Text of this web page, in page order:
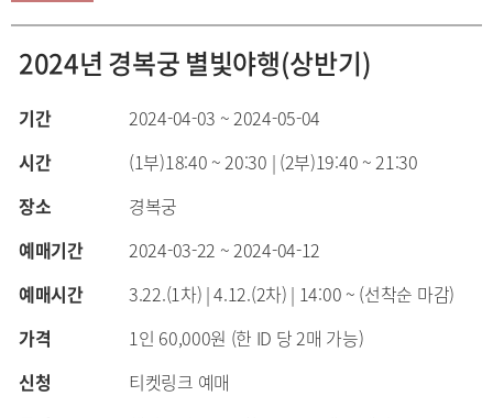
2024년 경복궁 별빛야행(상반기)
기간
2024-04-03 ~ 2024-05-04
시간
(1부)18:40 ~ 20:30 | (2부)19:40 ~ 21:30
장소
경복궁
예매기간
2024-03-22 ~ 2024-04-12
예매시간
3.22.(1차) | 4.12.(2차) | 14:00 ~ (선착순 마감)
가격
1인 60,000원 (한 ID 당 2매 가능)
신청
티켓링크 예매